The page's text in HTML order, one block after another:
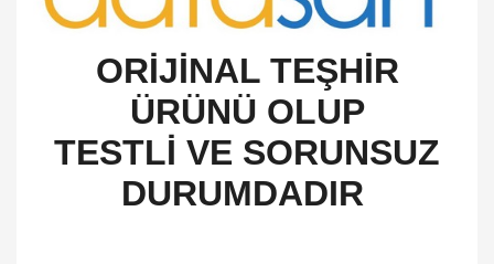
ORİJİNAL TEŞHİR
ÜRÜNÜ OLUP
TESTLİ VE SORUNSUZ
DURUMDADIR